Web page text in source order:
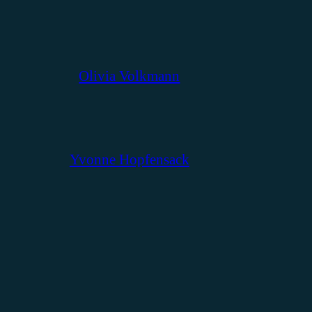
Olivia Volkmann
Yvonne Hopfensack